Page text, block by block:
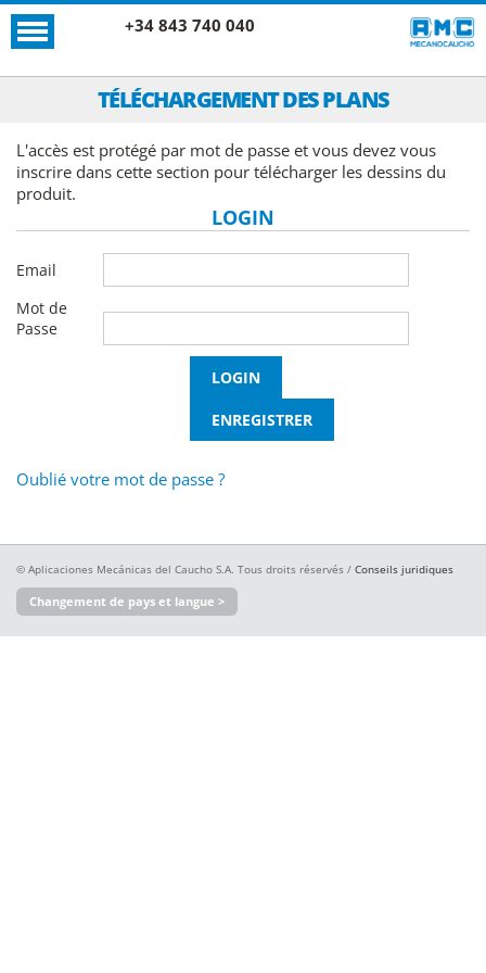
+34 843 740 040
TÉLÉCHARGEMENT DES PLANS
L'accès est protégé par mot de passe et vous devez vous
inscrire dans cette section pour télécharger les dessins du
produit.
LOGIN
Email
Mot de
Passe
Oublié votre mot de passe ?
© Aplicaciones Mecánicas del Caucho S.A. Tous droits réservés / Conseils juridiques
Changement de pays et langue >